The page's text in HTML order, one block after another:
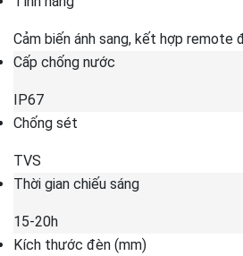
Cảm biến ánh sang, kết hợp remote
Cấp chống nước
IP67
Chống sét
TVS
Thời gian chiếu sáng
15-20h
Kích thước đèn (mm)